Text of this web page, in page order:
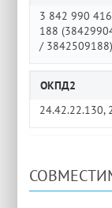
3 842 990
188
/ 3842509188)
ОКПД2
24.42.22.130,